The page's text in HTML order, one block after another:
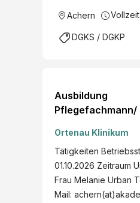
Achern Vollzeit
DGKS / DGKP
Ausbildung
Ortenau Klinikum
Tätigkeiten
01.10.2026 Zeitraum
Frau Melanie Urban
Mail: